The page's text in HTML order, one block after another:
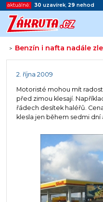
aktuálně: 30 uzavírek, 29 nehod
> Benzín i nafta nadále
Začátek
2. října 2009
Motoristé mohou mít
před zimou klesají.
řádech desítek haléřů.
klesla jen během sedmi